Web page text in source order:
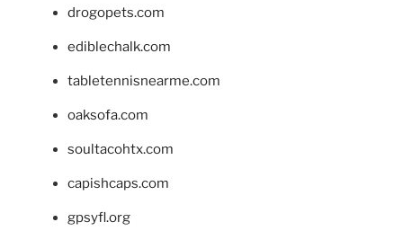
drogopets.com
ediblechalk.com
tabletennisnearme.com
oaksofa.com
soultacohtx.com
capishcaps.com
gpsyfl.org